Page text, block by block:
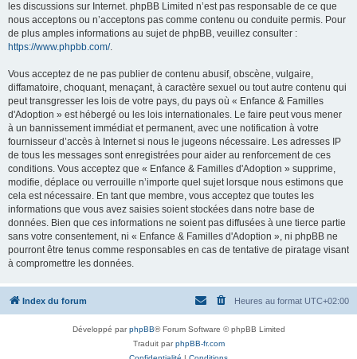
les discussions sur Internet. phpBB Limited n’est pas responsable de ce que
nous acceptons ou n’acceptons pas comme contenu ou conduite permis. Pour
de plus amples informations au sujet de phpBB, veuillez consulter :
https://www.phpbb.com/.
Vous acceptez de ne pas publier de contenu abusif, obscène, vulgaire,
diffamatoire, choquant, menaçant, à caractère sexuel ou tout autre contenu qui
peut transgresser les lois de votre pays, du pays où « Enfance & Familles
d'Adoption » est hébergé ou les lois internationales. Le faire peut vous mener
à un bannissement immédiat et permanent, avec une notification à votre
fournisseur d’accès à Internet si nous le jugeons nécessaire. Les adresses IP
de tous les messages sont enregistrées pour aider au renforcement de ces
conditions. Vous acceptez que « Enfance & Familles d'Adoption » supprime,
modifie, déplace ou verrouille n’importe quel sujet lorsque nous estimons que
cela est nécessaire. En tant que membre, vous acceptez que toutes les
informations que vous avez saisies soient stockées dans notre base de
données. Bien que ces informations ne soient pas diffusées à une tierce partie
sans votre consentement, ni « Enfance & Familles d'Adoption », ni phpBB ne
pourront être tenus comme responsables en cas de tentative de piratage visant
à compromettre les données.
Index du forum Heures au format UTC+02:00
Développé parphpBB® Forum Software © phpBB Limited
Traduit parphpBB-fr.com